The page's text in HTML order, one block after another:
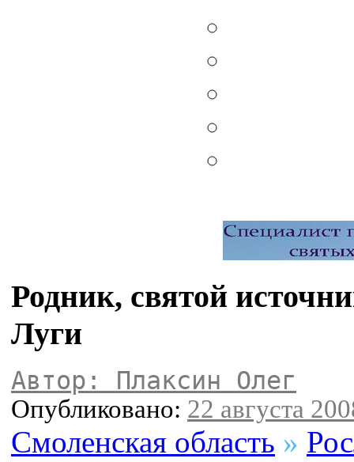
Родник, святой
Луги
Автор: Плаксин Олег
Опубликовано: 22 августа
Смоленская область »